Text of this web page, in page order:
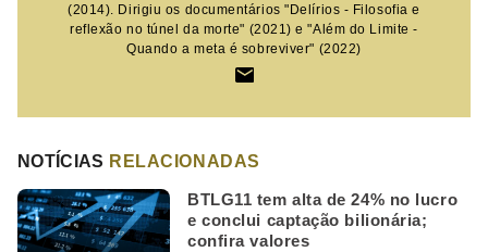
(2014). Dirigiu os documentários "Delírios - Filosofia e
reflexão no túnel da morte" (2021) e "Além do Limite -
Quando a meta é sobreviver" (2022)
NOTÍCIAS RELACIONADAS
BTLG11 tem alta de 24% no lucro
e conclui captação bilionária;
confira valores